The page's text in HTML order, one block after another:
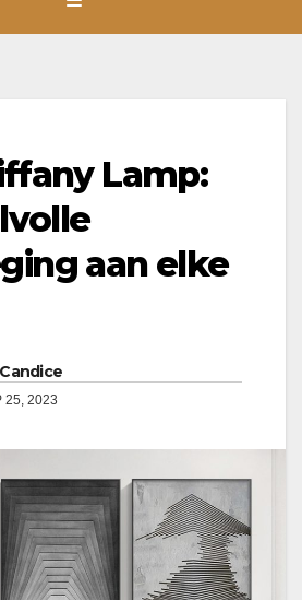
Lamp:
aan elke
Candice
25, 2023